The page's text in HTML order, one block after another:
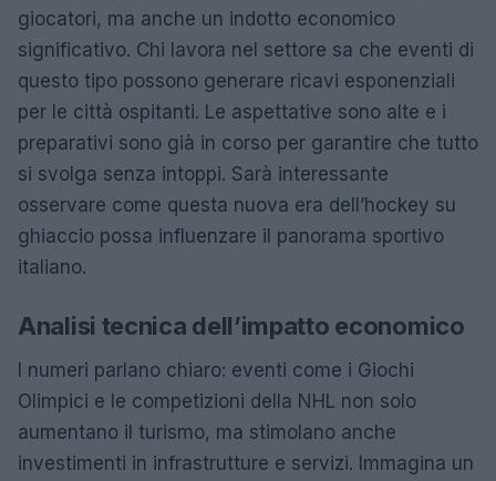
giocatori, ma anche un indotto economico
significativo. Chi lavora nel settore sa che eventi di
questo tipo possono generare ricavi esponenziali
per le città ospitanti. Le aspettative sono alte e i
preparativi sono già in corso per garantire che tutto
si svolga senza intoppi. Sarà interessante
osservare come questa nuova era dell’hockey su
ghiaccio possa influenzare il panorama sportivo
italiano.
Analisi tecnica dell’impatto economico
I numeri parlano chiaro: eventi come i Giochi
Olimpici e le competizioni della NHL non solo
aumentano il turismo, ma stimolano anche
investimenti in infrastrutture e servizi. Immagina un